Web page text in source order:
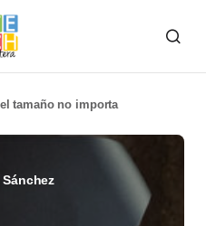
tamaño no importa